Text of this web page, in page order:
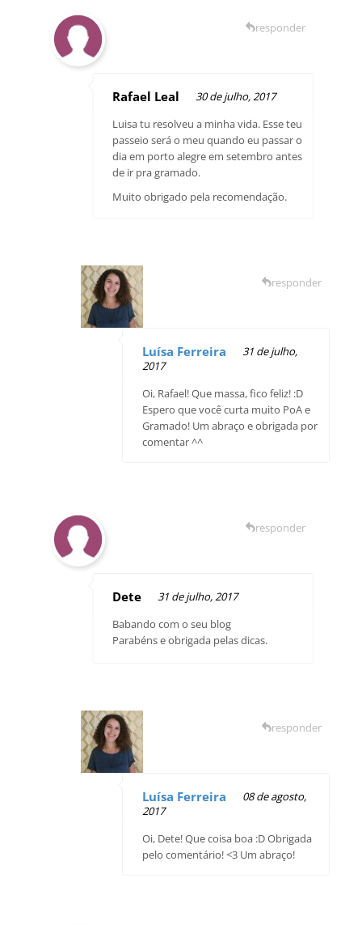
Rafael Leal
30 de julho, 2017
Luisa tu resolveu a minha vida. Esse teu
passeio será o meu quando eu passar o
dia em porto alegre em setembro antes
de ir pra gramado.
Muito obrigado pela recomendação.
responder
Luísa Ferreira
31 de julho,
2017
Oi, Rafael! Que massa, fico feliz! :D
Espero que você curta muito PoA e
Gramado! Um abraço e obrigada por
comentar ^^
responder
Dete
31 de julho, 2017
Babando com o seu blog
Parabéns e obrigada pelas dicas.
responder
Luísa Ferreira
08 de agosto,
2017
Oi, Dete! Que coisa boa :D Obrigada
pelo comentário! <3 Um abraço!
responder